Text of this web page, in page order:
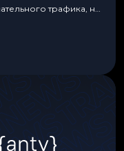
трафика, не